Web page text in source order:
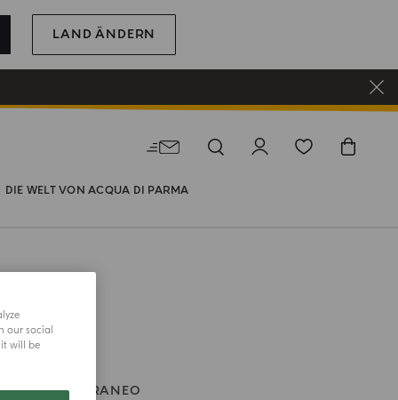
LAND ÄNDERN
DIE WELT VON ACQUA DI PARMA
BLU MEDITERRANEO
our social
will be